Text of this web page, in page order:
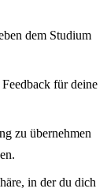
dem Studium
für deine
zu übernehmen
in der du dich